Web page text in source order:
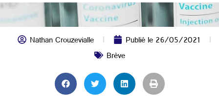
Nathan Crouzevialle Publié le26/05/2021
Brève